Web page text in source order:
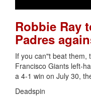
Robbie Ray
Padres
If you can"t beat them,
Francisco Giants left-
a 4-1 win on July 30,
Deadspin